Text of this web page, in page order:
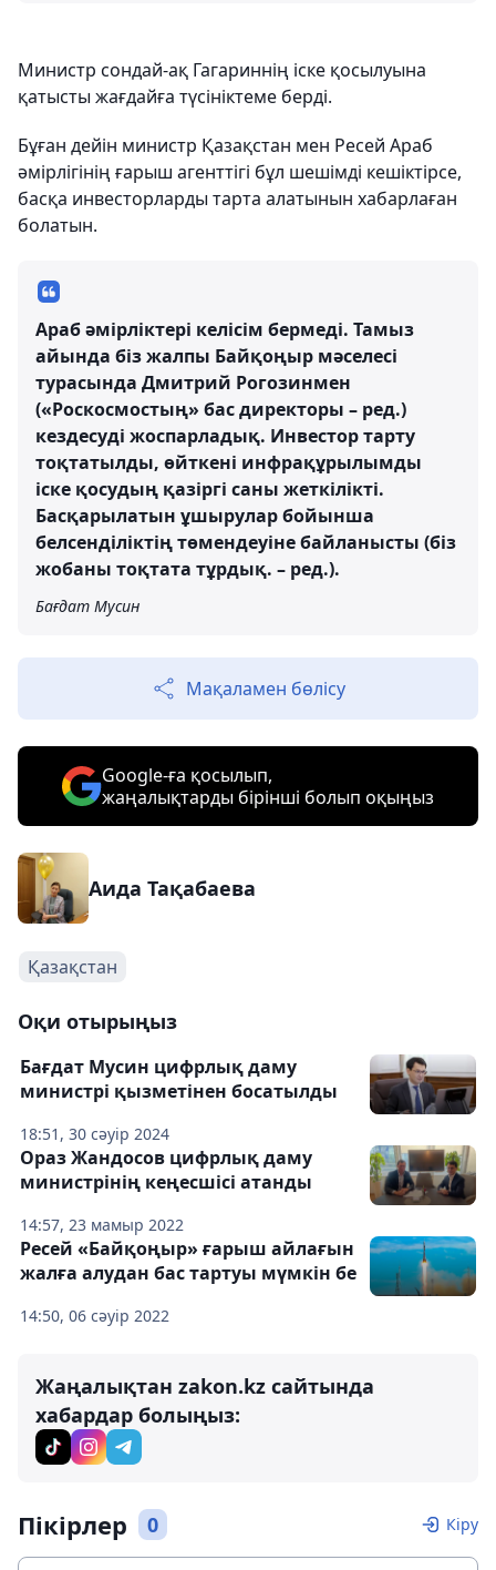
Министр сондай-ақ Гагариннің іске қосылуына
қатысты жағдайға түсініктеме берді.
Бұған дейін министр Қазақстан мен Ресей Араб
әмірлігінің ғарыш агенттігі бұл шешімді кешіктірсе,
басқа инвесторларды тарта алатынын хабарлаған
болатын.
Араб әмірліктері келісім бермеді. Тамыз
айында біз жалпы Байқоңыр мәселесі
турасында Дмитрий Рогозинмен
(«Роскосмостың» бас директоры – ред.)
кездесуді жоспарладық. Инвестор тарту
тоқтатылды, өйткені инфрақұрылымды
іске қосудың қазіргі саны жеткілікті.
Басқарылатын ұшырулар бойынша
белсенділіктің төмендеуіне байланысты (біз
жобаны тоқтата тұрдық. – ред.).
Бағдат Мусин
Мақаламен бөлісу
Google-ға қосылып,
жаңалықтарды бірінші болып оқыңыз
Аида Тақабаева
Қазақстан
Оқи отырыңыз
18:51, 30 сәуір 2024
Бағдат Мусин цифрлық даму
министрі қызметінен босатылды
14:57, 23 мамыр 2022
Ораз Жандосов цифрлық даму
министрінің кеңесшісі атанды
14:50, 06 сәуір 2022
Ресей «Байқоңыр» ғарыш айлағын
жалға алудан бас тартуы мүмкін бе
Жаңалықтан zakon.kz сайтында
хабардар болыңыз:
Пікірлер 0 Кіру